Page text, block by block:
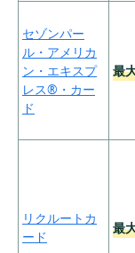
ラブカード
セゾンパー
ル・アメリカ
ン・エキスプ
レス®・カー
ド
最
リクルートカ
ード
最